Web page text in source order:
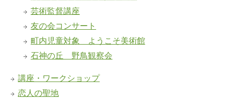
芸術監督講座
友の会コンサート
町内児童対象 ようこそ美術館
石神の丘 野鳥観察会
講座・ワークショップ
恋人の聖地